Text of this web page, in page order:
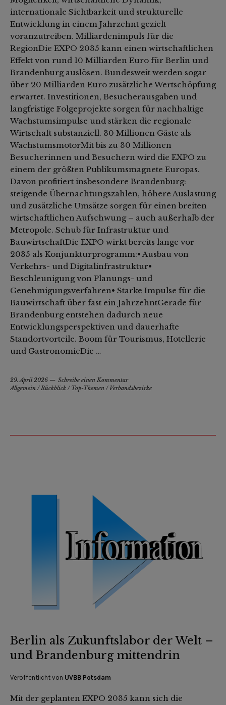
internationale Sichtbarkeit und strukturelle
Entwicklung in einem Jahrzehnt gezielt
voranzutreiben. Milliardenimpuls für die
RegionDie EXPO 2035 kann einen wirtschaftlichen
Effekt von rund 10 Milliarden Euro für Berlin und
Brandenburg auslösen. Bundesweit werden sogar
über 20 Milliarden Euro zusätzliche Wertschöpfung
erwartet. Investitionen, Besucherausgaben und
langfristige Folgeprojekte sorgen für nachhaltige
Wachstumsimpulse und stärken die regionale
Wirtschaft substanziell. 30 Millionen Gäste als
WachstumsmotorMit bis zu 30 Millionen
Besucherinnen und Besuchern wird die EXPO zu
einem der größten Publikumsmagnete Europas.
Davon profitiert insbesondere Brandenburg:
steigende Übernachtungszahlen, höhere Auslastung
und zusätzliche Umsätze sorgen für einen breiten
wirtschaftlichen Aufschwung – auch außerhalb der
Metropole. Schub für Infrastruktur und
BauwirtschaftDie EXPO wirkt bereits lange vor
2035 als Konjunkturprogramm:• Ausbau von
Verkehrs- und Digitalinfrastruktur•
Beschleunigung von Planungs- und
Genehmigungsverfahren• Starke Impulse für die
Bauwirtschaft über fast ein JahrzehntGerade für
Brandenburg entstehen dadurch neue
Entwicklungsperspektiven und dauerhafte
Standortvorteile. Boom für Tourismus, Hotellerie
und GastronomieDie …
29. April 2026
Schreibe einen Kommentar
Allgemein / Rückblick / Top-Themen / Verbandsbezirke
Berlin als Zukunftslabor der Welt –
und Brandenburg mittendrin
Veröffentlicht von UVBB Potsdam
Mit der geplanten EXPO 2035 kann sich die